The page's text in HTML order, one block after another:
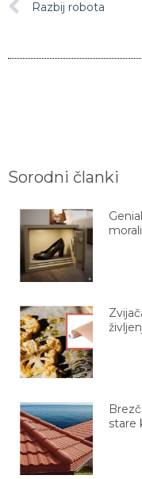
Razbij robota
Sorodni članki
stare